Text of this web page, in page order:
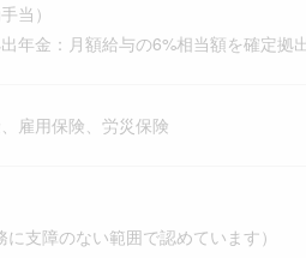
当）
年金：月額給与の6%相当額を確定拠
雇用保険、労災保険
支障のない範囲で認めています）